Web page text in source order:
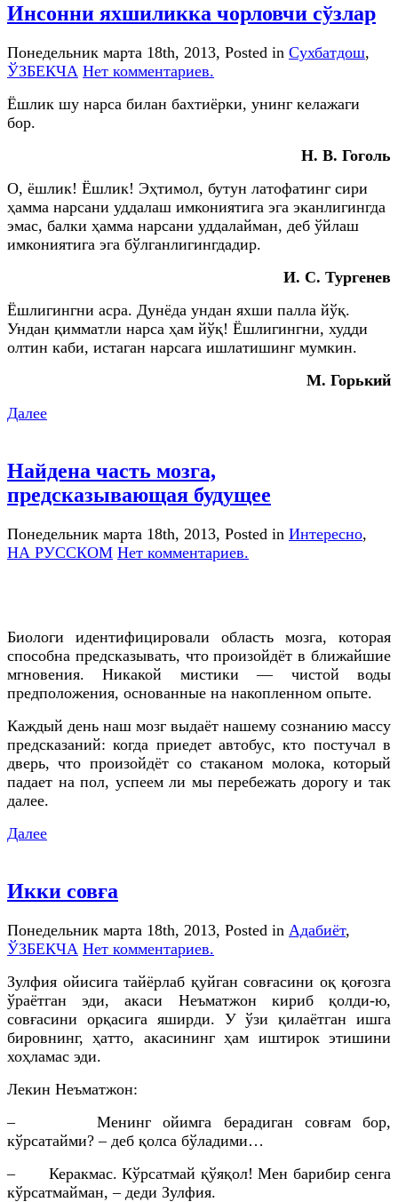
Инсонни яхшиликка чорловчи сўзлар
Понедельник марта 18th, 2013, Posted in Сухбатдош,
ЎЗБЕКЧА Нет комментариев.
Ёшлик шу нарса билан бахтиёрки, унинг келажаги
бор.
Н. В. Гоголь
О, ёшлик! Ёшлик! Эҳтимол, бутун латофатинг сири
ҳамма нарсани уддалаш имкониятига эга эканлигингда
эмас, балки ҳамма нарсани уддалайман, деб ўйлаш
имкониятига эга бўлганлигингдадир.
И. С. Тургенев
Ёшлигингни асра. Дунёда ундан яхши палла йўқ.
Ундан қимматли нарса ҳам йўқ! Ёшлигингни, худди
олтин каби, истаган нарсага ишлатишинг мумкин.
М. Горький
Далее
Найдена часть мозга,
предсказывающая будущее
Понедельник марта 18th, 2013, Posted in Интересно,
НА РУССКОМ Нет комментариев.
Биологи идентифицировали область мозга, которая
способна предсказывать, что произойдёт в ближайшие
мгновения. Никакой мистики — чистой воды
предположения, основанные на накопленном опыте.
Каждый день наш мозг выдаёт нашему сознанию массу
предсказаний: когда приедет автобус, кто постучал в
дверь, что произойдёт со стаканом молока, который
падает на пол, успеем ли мы перебежать дорогу и так
далее.
Далее
Икки совға
Понедельник марта 18th, 2013, Posted in Адабиёт,
ЎЗБЕКЧА Нет комментариев.
Зулфия ойисига тайёрлаб қуйган совғасини оқ қоғозга
ўраётган эди, акаси Неъматжон кириб қолди-ю,
совғасини орқасига яширди. У ўзи қилаётган ишга
бировнинг, ҳатто, акасининг ҳам иштирок этишини
хоҳламас эди.
Лекин Неъматжон:
– Менинг ойимга берадиган совғам бор,
кўрсатайми? – деб қолса бўладими…
– Керакмас. Кўрсатмай қўяқол! Мен барибир сенга
кўрсатмайман, – деди Зулфия.